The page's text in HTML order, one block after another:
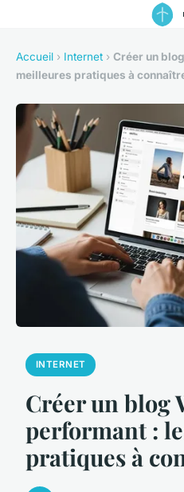
Accueil › Internet › Créer un
meilleures pratiques à
INTERNET
Créer un blog
performant :
pratiques à